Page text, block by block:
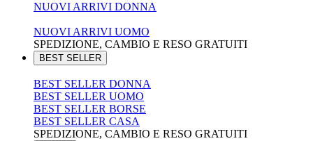
NUOVI ARRIVI DONNA
NUOVI ARRIVI UOMO
SPEDIZIONE, CAMBIO E RESO GRATUITI
BEST SELLER
BEST SELLER DONNA
BEST SELLER UOMO
BEST SELLER BORSE
BEST SELLER CASA
SPEDIZIONE, CAMBIO E RESO GRATUITI